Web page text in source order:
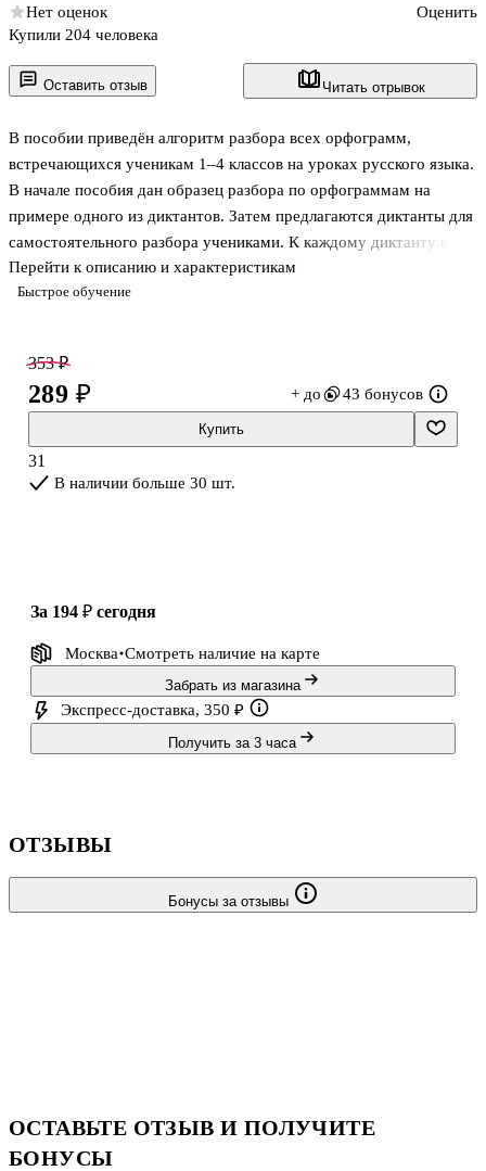
Оставить отзыв Читать отрывок
Быстрое обучение
В пособии приведён алгоритм разбора всех орфограмм,
встречающихся ученикам 1–4 классов на уроках русского языка.
В начале пособия дан образец разбора по орфограммам на
примере одного из диктантов. Затем предлагаются диктанты для
самостоятельного разбора учениками. К каждому диктанту в
конце пособия даны ответы с алгоритмами разбора. Занимаясь
не больше 15 минут в день, ребёнок научится видеть
Перейти к описанию и характеристикам
Нет оценок
Оценить
Купили 204 человека
353 ₽
289 ₽ + до 43 бонусов
Купить
31
В наличии больше 30 шт.
за 194 ₽ сегодня
Москва Смотреть наличие на карте
Забрать из магазина
Экспресс-доставка, 350 ₽
Получить за 3 часа
ОТЗЫВЫ
Бонусы за отзывы
ОСТАВЬТЕ ОТЗЫВ И ПОЛУЧИТЕ
БОНУСЫ